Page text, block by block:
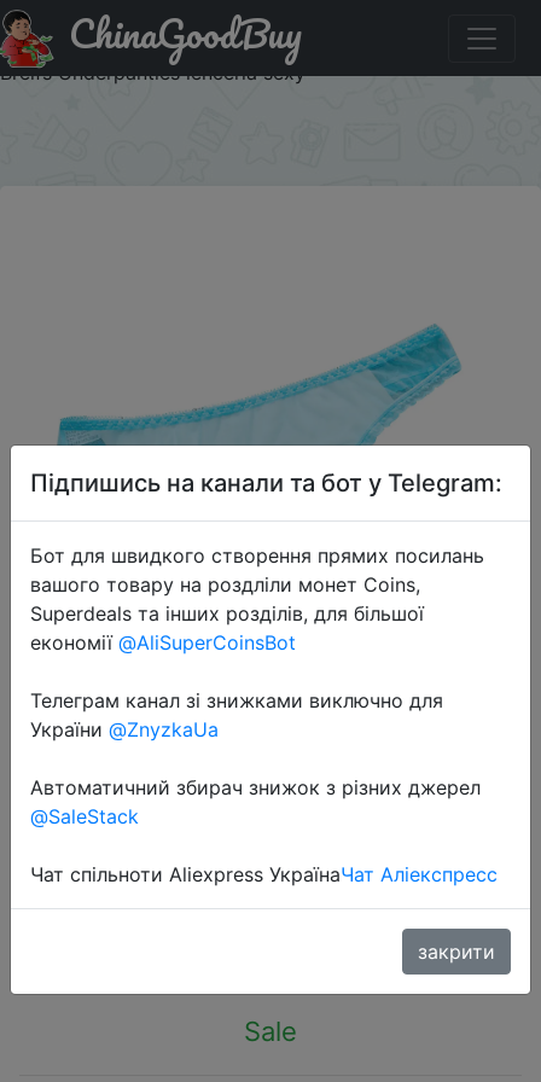
Придбати Sheer Mesh Sexy Women's panties Thong Soild
Transparent Ultra-thin Underwear Low-wrise Women's
Breifs Underpanties lencería sexy
ChinaGoodBuy
2024-03-07
Sheer Mesh Sexy Women's panties
Thong Soild Transparent Ultra-thin
Underwear Low-wrise Women's
Sale
Підпишись на канали та бот у Telegram:
Бот для швидкого створення прямих посилань
вашого товару на роздліли монет Coins,
Superdeals та інших розділів, для більшої
економії @AliSuperCoinsBot
Телеграм канал зі знижками виключно для
України @ZnyzkaUa
Автоматичний збирач знижок з різних джерел
@SaleStack
Чат спільноти Aliexpress УкраїнаЧат Аліекспресс
закрити